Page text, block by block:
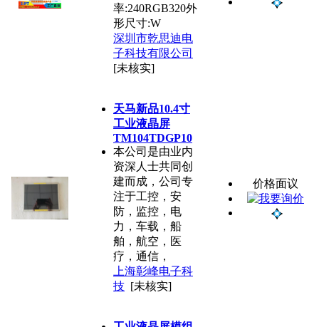
率:240RGB320外
形尺寸:W
深圳市乾思迪电
子科技有限公司
[未核实]
天马新品10.4寸
工业液晶屏
TM104TDGP10
本公司是由业内
资深人士共同创
建而成，公司专
注于工控，安
防，监控，电
力，车载，船
舶，航空，医
疗，通信，
上海彰峰电子科
技 [未核实]
价格面议